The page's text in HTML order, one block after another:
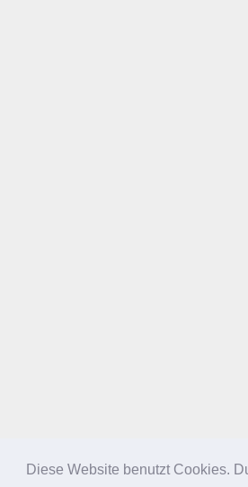
Diese Website benutzt Cookies.
NACH OBEN